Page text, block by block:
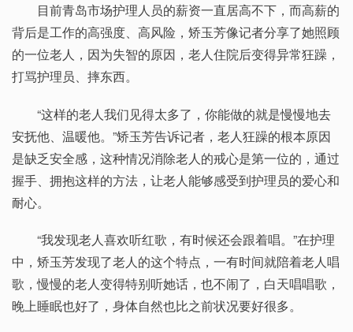
目前青岛市场护理人员的薪资一直居高不下，而高薪的
背后是工作的高强度、高风险，矫玉芳像记者分享了她照顾
的一位老人，因为失智的原因，老人住院后变得异常狂躁，
打骂护理员、摔东西。
“这样的老人我们见得太多了，你能做的就是慢慢地去
安抚他、温暖他。”矫玉芳告诉记者，老人狂躁的根本原因
是缺乏安全感，这种情况消除老人的戒心是第一位的，通过
握手、拥抱这样的方法，让老人能够感受到护理员的爱心和
耐心。
“我发现老人喜欢听红歌，有时候还会跟着唱。”在护理
中，矫玉芳发现了老人的这个特点，一有时间就陪着老人唱
歌，慢慢的老人变得特别听她话，也不闹了，白天唱唱歌，
晚上睡眠也好了，身体自然也比之前状况要好很多。